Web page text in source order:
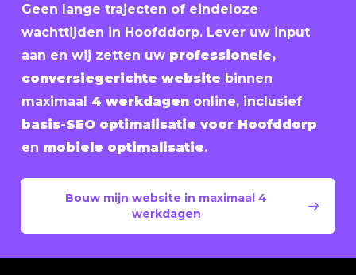
Geen lange trajecten of eindeloze
wachttijden in Hoofddorp. Lever uw input
aan en wij zetten uw professionele,
conversiegerichte website binnen
maximaal 4 werkdagenonline, inclusief
basis-SEO optimalisatie voor Hoofddorp
en mobiele optimalisatie.
Bouw mijn website in maximaal 4
werkdagen